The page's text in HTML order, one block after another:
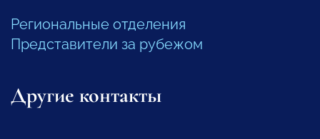
Региональные отделения
Представители за рубежом
Другие контакты